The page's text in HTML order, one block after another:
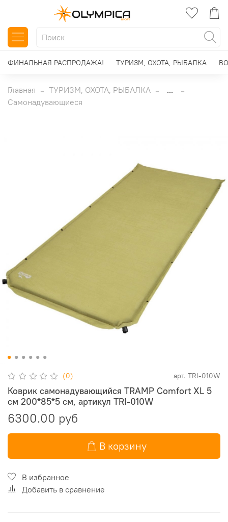
ФИНАЛЬНАЯ РАСПРОДАЖА! ТУРИЗМ, ОХОТА, РЫБАЛКА
Главная ТУРИЗМ, ОХОТА, РЫБАЛКА
...
Самонадувающиеся
(0) арт. TRI-010W
Коврик самонадувающийся TRAMP Comfort XL 5
см 200*85*5 см, артикул TRI-010W
6300.00 руб
В корзину
В избранное
Добавить в сравнение